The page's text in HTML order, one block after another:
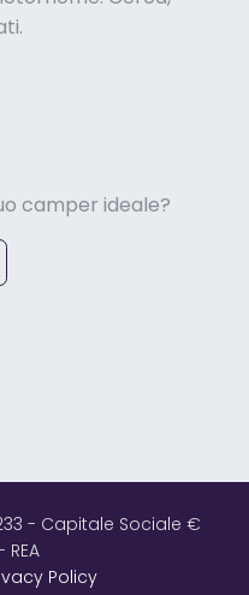
camper ideale?
- Capitale Sociale €
Policy